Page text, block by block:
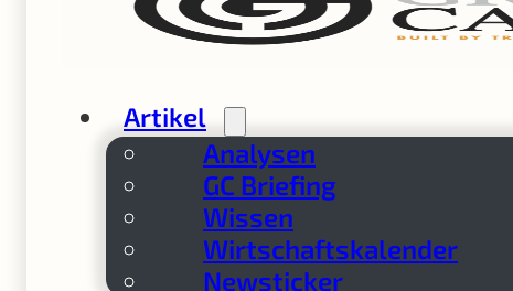
Artikel
Analysen
GC Briefing
Wissen
Wirtschaftskalender
Newsticker